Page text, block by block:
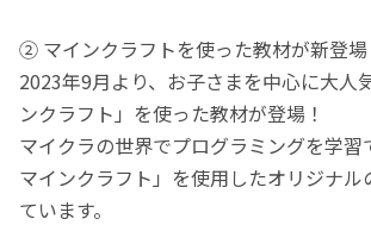
② マインクラフトを使った教材が新登場
2023年9月より、お子さまを中心に大人
ンクラフト」を使った教材が登場！
マイクラの世界でプログラミングを学習
マインクラフト」を使用したオリジナル
ています。